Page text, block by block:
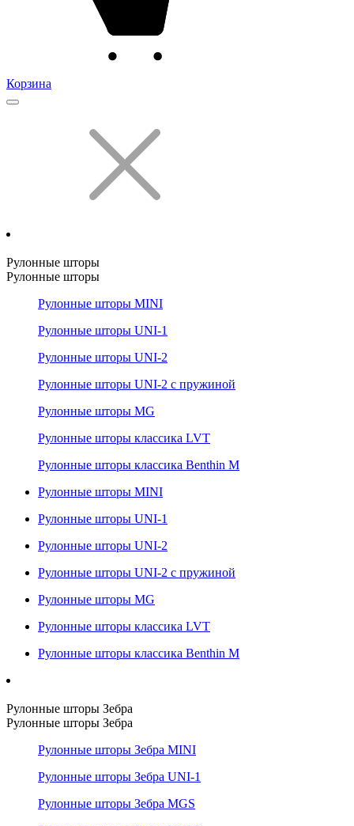
Корзина
Рулонные шторы
Рулонные шторы
Рулонные шторы MINI
Рулонные шторы UNI-1
Рулонные шторы UNI-2
Рулонные шторы UNI-2 с пружиной
Рулонные шторы MG
Рулонные шторы классика LVT
Рулонные шторы классика Benthin M
Рулонные шторы MINI
Рулонные шторы UNI-1
Рулонные шторы UNI-2
Рулонные шторы UNI-2 с пружиной
Рулонные шторы MG
Рулонные шторы классика LVT
Рулонные шторы классика Benthin M
Рулонные шторы Зебра
Рулонные шторы Зебра
Рулонные шторы Зебра MINI
Рулонные шторы Зебра UNI-1
Рулонные шторы Зебра MGS